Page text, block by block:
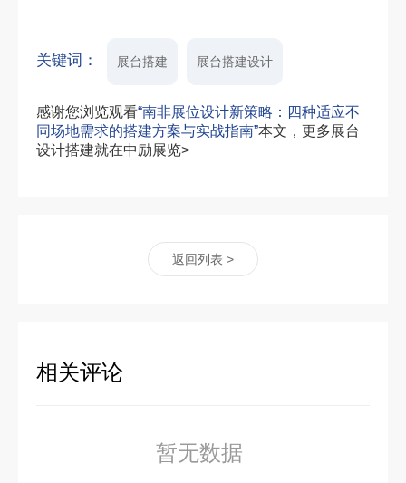
关键词： 展台搭建 展台搭建设计
感谢您浏览观看“南非展位设计新策略：四种适应不
同场地需求的搭建方案与实战指南”本文，更多展台
设计搭建就在中励展览>
返回列表 >
相关评论
暂无数据